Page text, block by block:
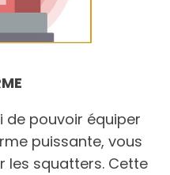
de pouvoir équiper
puissante, vous
les squatters. Cette